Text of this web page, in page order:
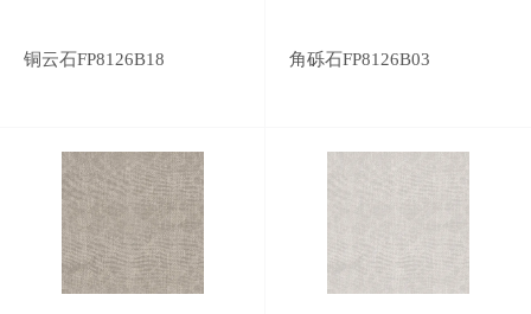
铜云石FP8126B18 角砾石FP8126B03